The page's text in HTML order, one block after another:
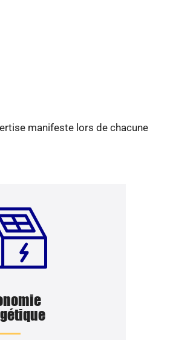
manifeste lors de chacune